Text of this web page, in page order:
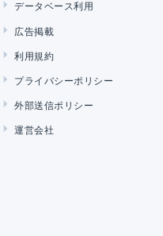
データベース利用
広告掲載
利用規約
プライバシーポリシー
外部送信ポリシー
運営会社